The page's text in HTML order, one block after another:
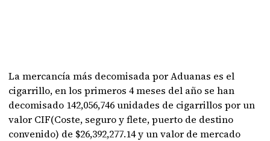
La mercancía más decomisada por Aduanas es el
cigarrillo, en los primeros 4 meses del año se han
decomisado 142,056,746 unidades de cigarrillos por un
valor CIF(Coste, seguro y flete, puerto de destino
convenido) de $26,392,277.14 y un valor de mercado